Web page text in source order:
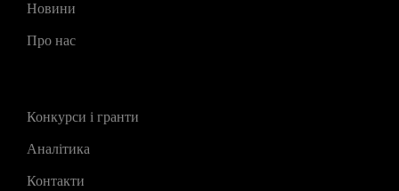
Новини
Про нас
Конкурси і гранти
Аналітика
Контакти